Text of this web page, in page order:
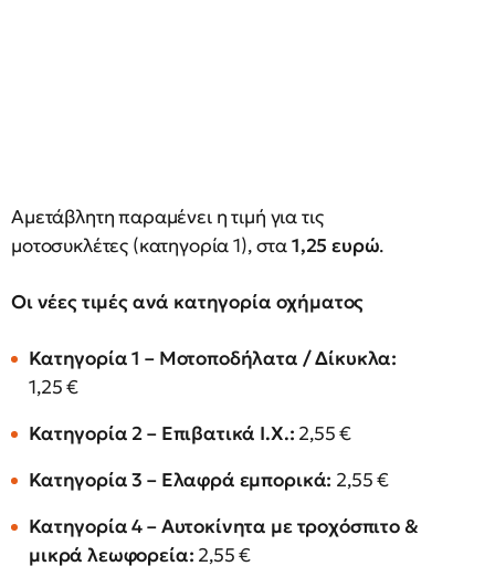
Αμετάβλητη παραμένει η τιμή για τις
μοτοσυκλέτες (κατηγορία 1), στα1,25 ευρώ.
Οι νέες τιμές ανά κατηγορία οχήματος
Κατηγορία 1 – Μοτοποδήλατα / Δίκυκλα:
1,25 €
Κατηγορία 2 – Επιβατικά Ι.Χ.: 2,55 €
Κατηγορία 3 – Ελαφρά εμπορικά: 2,55 €
Κατηγορία 4 – Αυτοκίνητα με τροχόσπιτο &
μικρά λεωφορεία: 2,55 €